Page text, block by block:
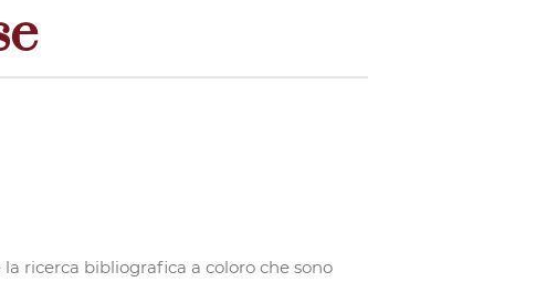
ricerca bibliografica a coloro che sono